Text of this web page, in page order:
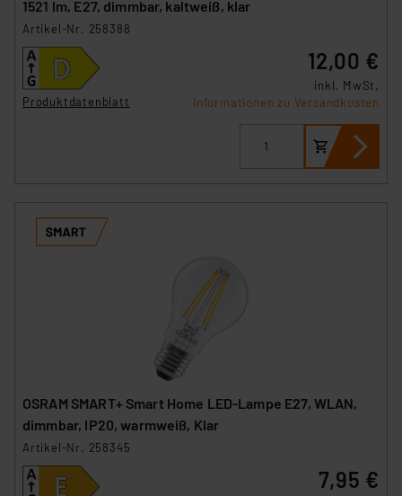
1521 lm, E27, dimmbar, kaltweiß, klar
Artikel-Nr. 258388
Produktdatenblatt
12,00 €
inkl. MwSt.
Informationen zu Versandkosten
OSRAM SMART+ Smart Home LED-Lampe E27, WLAN,
dimmbar, IP20, warmweiß, Klar
Artikel-Nr. 258345
7,95 €